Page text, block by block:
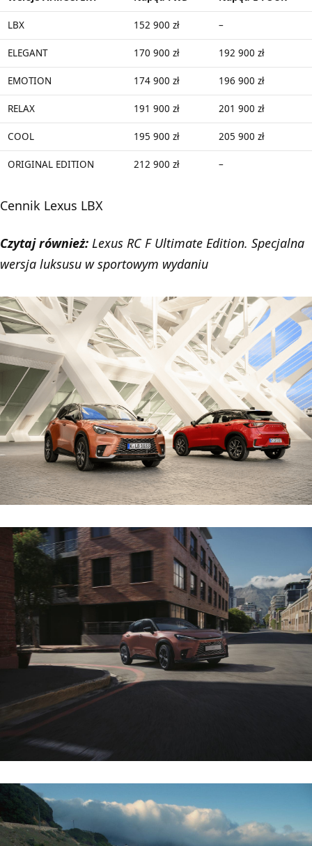
LBX 152 900 zł –
ELEGANT 170 900 zł 192 900 zł
EMOTION 174 900 zł 196 900 zł
RELAX 191 900 zł 201 900 zł
COOL 195 900 zł 205 900 zł
ORIGINAL EDITION 212 900 zł –
Cennik Lexus LBX
Czytaj również: Lexus RC F Ultimate Edition. Specjalna
wersja luksusu w sportowym wydaniu